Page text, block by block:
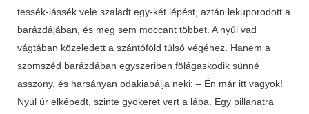
tessék-lássék vele szaladt egy-két lépést, aztán lekuporodott a
barázdájában, és meg sem moccant többet. A nyúl vad
vágtában közeledett a szántóföld túlsó végéhez. Hanem a
szomszéd barázdában egyszeriben fölágaskodik sünné
asszony, és harsányan odakiabálja neki: – Én már itt vagyok!
Nyúl úr elképedt, szinte gyökeret vert a lába. Egy pillanatra